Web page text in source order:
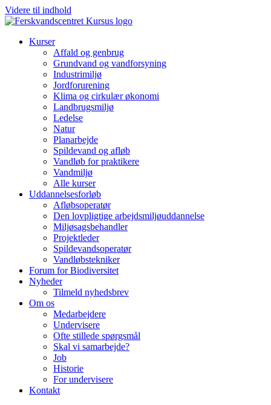
Videre til indhold
Kurser
Affald og genbrug
Grundvand og vandforsyning
Industrimiljø
Jordforurening
Klima og cirkulær økonomi
Landbrugsmiljø
Ledelse
Natur
Planarbejde
Spildevand og afløb
Vandløb for praktikere
Vandmiljø
Alle kurser
Uddannelsesforløb
Afløbsoperatør
Den lovpligtige arbejdsmiljøuddannelse
Miljøsagsbehandler
Projektleder
Spilde­vands­operatør
Vandløbstekniker
Forum for Biodiversitet
Nyheder
Tilmeld nyhedsbrev
Om os
Medarbejdere
Undervisere
Ofte stillede spørgsmål
Skal vi samarbejde?
Job
Historie
For undervisere
Kontakt